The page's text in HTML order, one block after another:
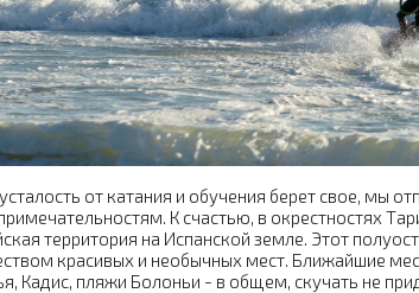
от катания и обучения берет свое, мы
К счастью, в окрестностях
территория на Испанской земле. Этот
красивых и необычных мест. Ближайшие
Кадис, пляжи Болоньи - в общем, скучать не